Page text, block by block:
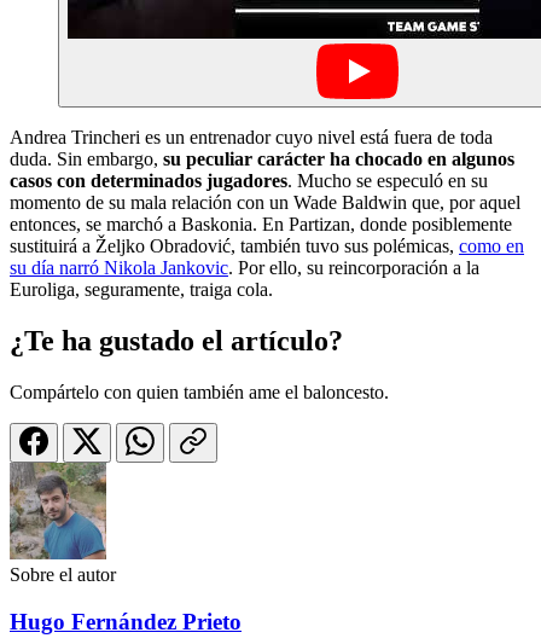
Andrea Trincheri es un entrenador cuyo nivel está fuera de toda
duda. Sin embargo, su peculiar carácter ha chocado en algunos
casos con determinados jugadores. Mucho se especuló en su
momento de su mala relación con un Wade Baldwin que, por aquel
entonces, se marchó a Baskonia. En Partizan, donde posiblemente
sustituirá a Željko Obradović, también tuvo sus polémicas, como en
su día narró Nikola Jankovic. Por ello, su reincorporación a la
Euroliga, seguramente, traiga cola.
¿Te ha gustado el artículo?
Compártelo con quien también ame el baloncesto.
Sobre el autor
Hugo Fernández Prieto